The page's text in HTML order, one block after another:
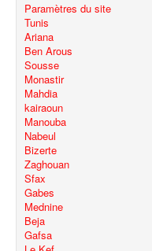
Paramètres du site
Tunis
Ariana
Ben Arous
Sousse
Monastir
Mahdia
kairaoun
Manouba
Nabeul
Bizerte
Zaghouan
Sfax
Gabes
Mednine
Beja
Gafsa